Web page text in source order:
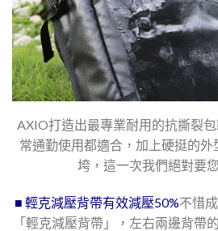
AXIO打造出最專業耐用的抗撕裂
常通勤使用都適合，加上硬挺的
垮，這一次我們絕對要
■ 輕克減壓背帶有效減壓50%不惜
「輕克減壓背帶」，左右兩邊背帶